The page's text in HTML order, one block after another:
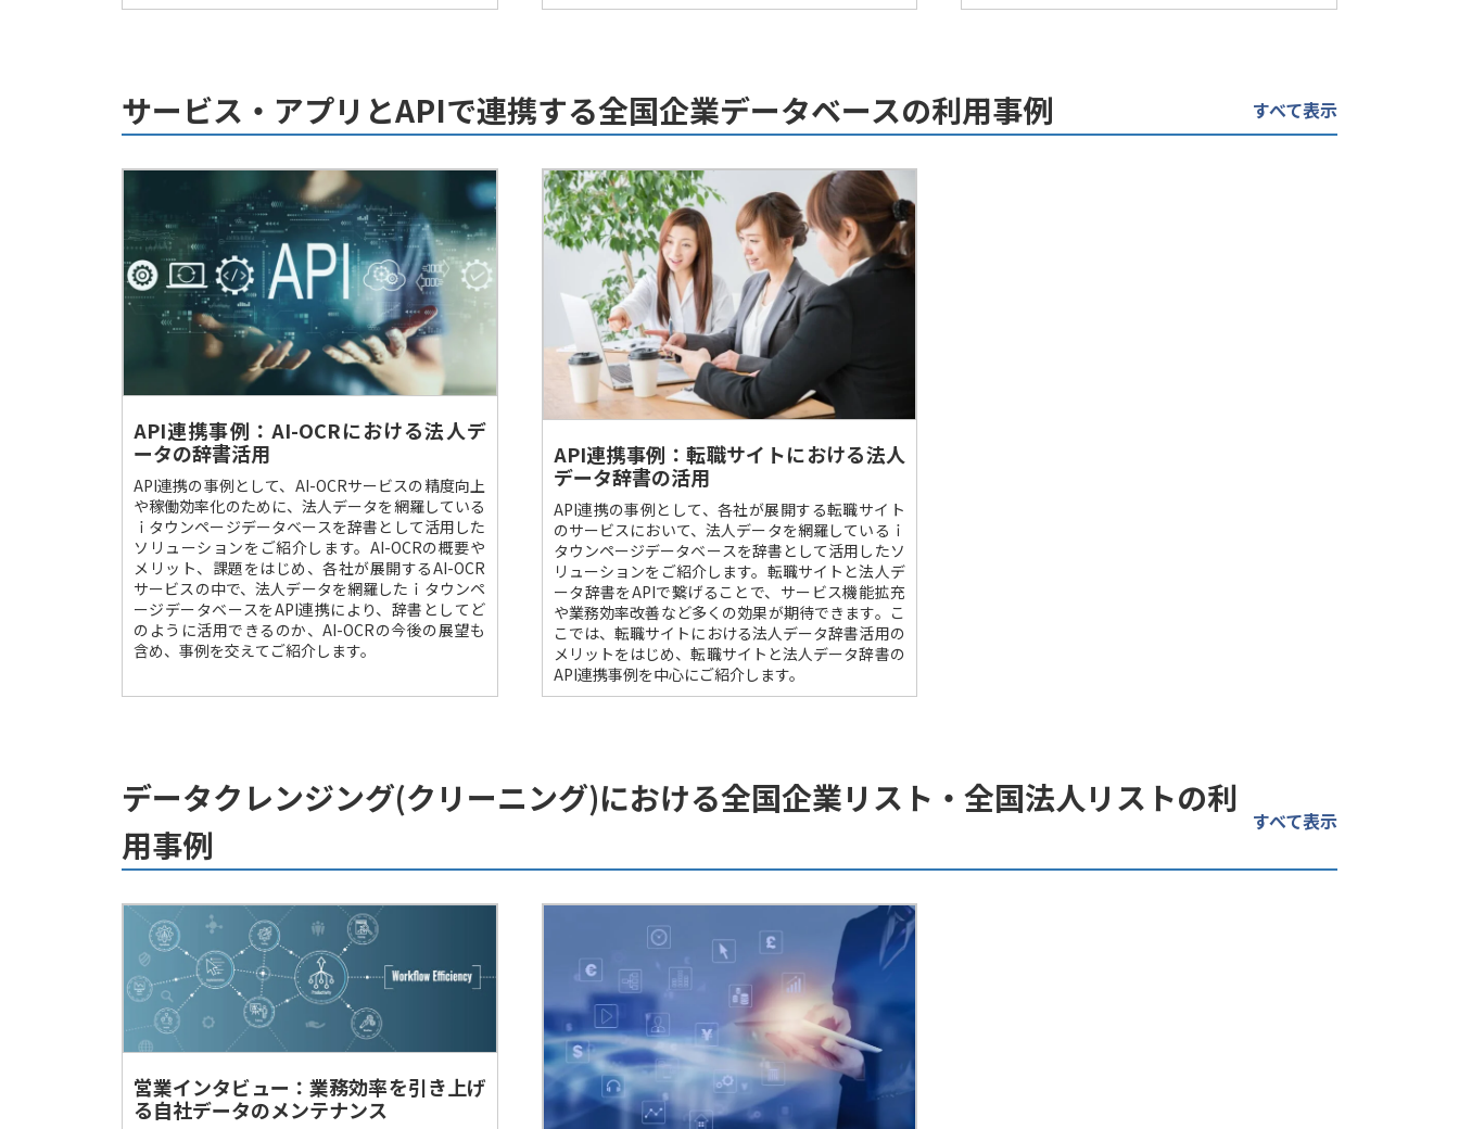
サービス・アプリとAPIで連携する全国企業データベースの利用事例 すべて表示
API連携事例：AI-OCRにおける法人デ
ータの辞書活用
API連携の事例として、AI-OCRサービスの精度向上
や稼働効率化のために、法人データを網羅している
ｉタウンページデータベースを辞書として活用した
ソリューションをご紹介します。AI-OCRの概要や
メリット、課題をはじめ、各社が展開するAI-OCR
サービスの中で、法人データを網羅したｉタウンペ
ージデータベースをAPI連携により、辞書としてど
のように活用できるのか、AI-OCRの今後の展望も
含め、事例を交えてご紹介します。
API連携事例：転職サイトにおける法人
データ辞書の活用
API連携の事例として、各社が展開する転職サイト
のサービスにおいて、法人データを網羅しているｉ
タウンページデータベースを辞書として活用したソ
リューションをご紹介します。転職サイトと法人デ
ータ辞書をAPIで繋げることで、サービス機能拡充
や業務効率改善など多くの効果が期待できます。こ
こでは、転職サイトにおける法人データ辞書活用の
メリットをはじめ、転職サイトと法人データ辞書の
API連携事例を中心にご紹介します。
データクレンジング(クリーニング)における全国企業リスト・全国法人リストの利
用事例
すべて表示
営業インタビュー：業務効率を引き上げ
る自社データのメンテナンス